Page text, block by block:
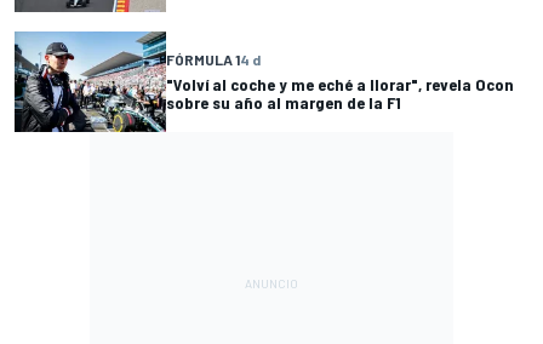
FÓRMULA 14 d
"Volví al coche y me eché a llorar", revela Ocon
sobre su año al margen de la F1